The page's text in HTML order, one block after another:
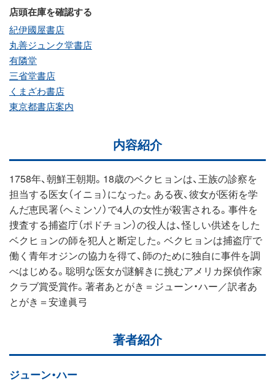
店頭在庫を確認する
紀伊國屋書店
丸善ジュンク堂書店
有隣堂
三省堂書店
くまざわ書店
東京都書店案内
内容紹介
1758年、朝鮮王朝期。18歳のベクヒョンは、王族の診察を
担当する医女（イニョ）になった。ある夜、彼女が医術を学
んだ恵民署（ヘミンソ）で4人の女性が殺害される。事件を
捜査する捕盗庁（ポドチョン）の役人は、怪しい供述をした
ベクヒョンの師を犯人と断定した。ベクヒョンは捕盗庁で
働く青年オジンの協力を得て、師のために独自に事件を調
べはじめる。聡明な医女が謎解きに挑むアメリカ探偵作家
クラブ賞受賞作。著者あとがき＝ジューン・ハー／訳者あ
とがき＝安達眞弓
著者紹介
ジューン・ハー